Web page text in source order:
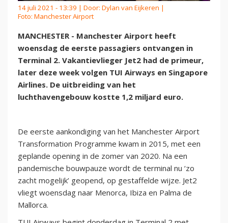
14 juli 2021 - 13:39 | Door: Dylan van Eijkeren |
Foto: Manchester Airport
MANCHESTER - Manchester Airport heeft
woensdag de eerste passagiers ontvangen in
Terminal 2. Vakantievlieger Jet2 had de primeur,
later deze week volgen TUI Airways en Singapore
Airlines. De uitbreiding van het
luchthavengebouw kostte 1,2 miljard euro.
De eerste aankondiging van het Manchester Airport
Transformation Programme kwam in 2015, met een
geplande opening in de zomer van 2020. Na een
pandemische bouwpauze wordt de terminal nu ‘zo
zacht mogelijk’ geopend, op gestaffelde wijze. Jet2
vliegt woensdag naar Menorca, Ibiza en Palma de
Mallorca.